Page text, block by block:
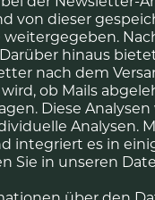
von dieser
hinaus
nach dem
ob Mails
Diese
Analysen.
integriert es in
Sie in unseren